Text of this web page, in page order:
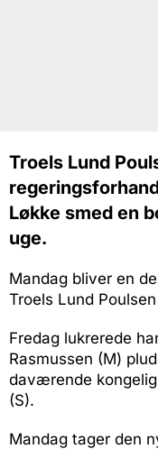
Troels Lund
Løkke smed en
uge.
Mandag bliver en
Troels Lund
Fredag lukrerede
Rasmussen (M)
daværende
(S).
Mandag tager den